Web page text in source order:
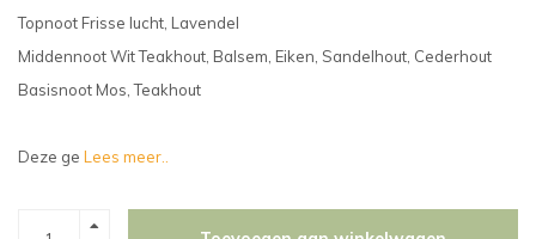
Topnoot Frisse lucht, Lavendel
Middennoot Wit Teakhout, Balsem, Eiken, Sandelhout, Cederhout
Basisnoot Mos, Teakhout
Deze ge Lees meer..